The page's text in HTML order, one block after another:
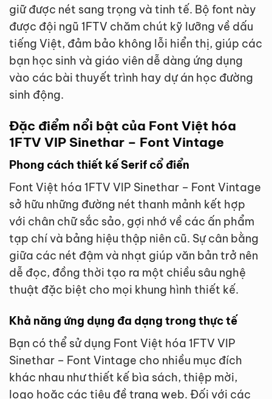
giữ được nét sang trọng và tinh tế. Bộ font này
được đội ngũ 1FTV chăm chút kỹ lưỡng về dấu
tiếng Việt, đảm bảo không lỗi hiển thị, giúp các
bạn học sinh và giáo viên dễ dàng ứng dụng
vào các bài thuyết trình hay dự án học đường
sinh động.
Đặc điểm nổi bật của Font Việt hóa
1FTV VIP Sinethar – Font Vintage
Phong cách thiết kế Serif cổ điển
Font Việt hóa 1FTV VIP Sinethar – Font Vintage
sở hữu những đường nét thanh mảnh kết hợp
với chân chữ sắc sảo, gợi nhớ về các ấn phẩm
tạp chí và bảng hiệu thập niên cũ. Sự cân bằng
giữa các nét đậm và nhạt giúp văn bản trở nên
dễ đọc, đồng thời tạo ra một chiều sâu nghệ
thuật đặc biệt cho mọi khung hình thiết kế.
Khả năng ứng dụng đa dạng trong thực tế
Bạn có thể sử dụng Font Việt hóa 1FTV VIP
Sinethar – Font Vintage cho nhiều mục đích
khác nhau như thiết kế bìa sách, thiệp mời,
logo hoặc các tiêu đề trang web. Đối với các